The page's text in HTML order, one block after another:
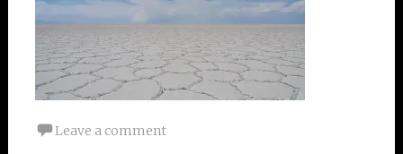
Leave a comment